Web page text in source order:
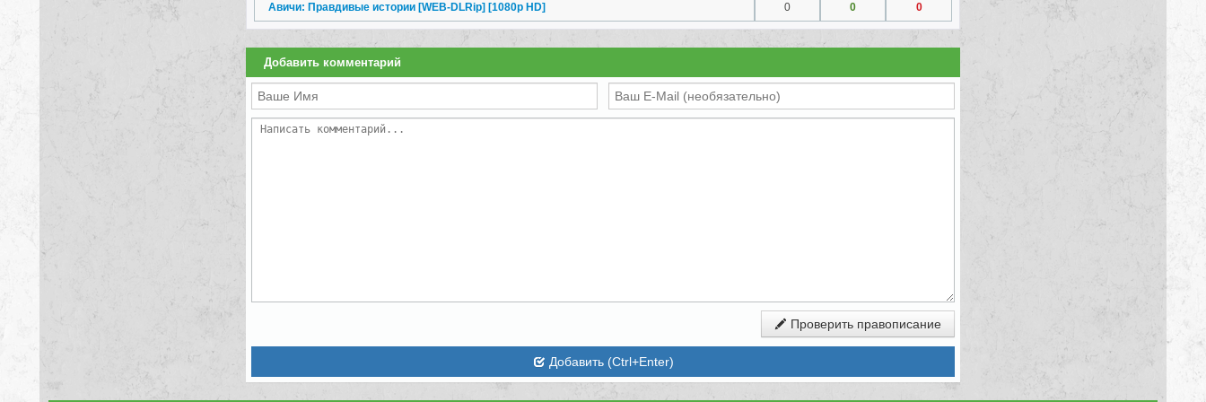
Авичи: Правдивые истории [WEB-DLRip] [1080p HD] 0 0 0
Добавить комментарий
Проверить правописание
Добавить (Ctrl+Enter)